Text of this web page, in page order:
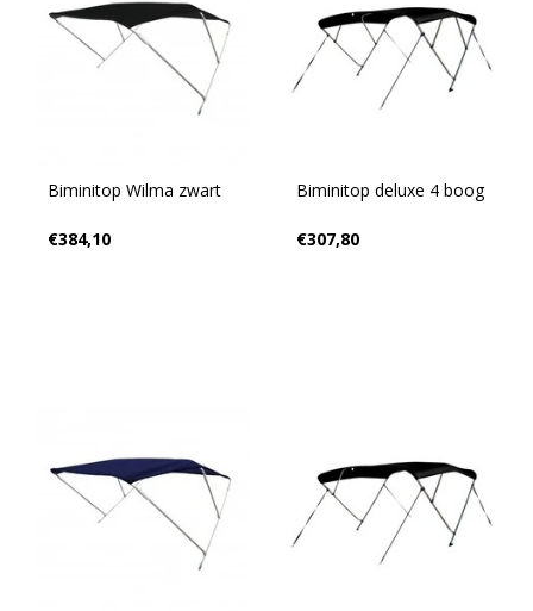
Biminitop Wilma zwart
€384,10
Biminitop deluxe 4 boog
€307,80